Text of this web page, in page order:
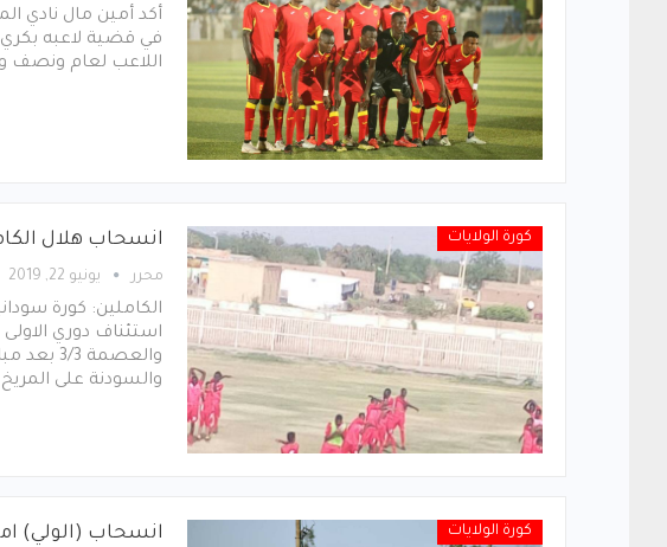
أكد أمين مال نادي
في قضية لاعبه بكري
اللاعب لعام ونصف
كورة الولايات انسحاب هلال
محرر يونيو 22, 2019
الكاملين: كورة
استئناف دوري الاولى
والسودنة على
كورة الولايات انسحاب (الولي)